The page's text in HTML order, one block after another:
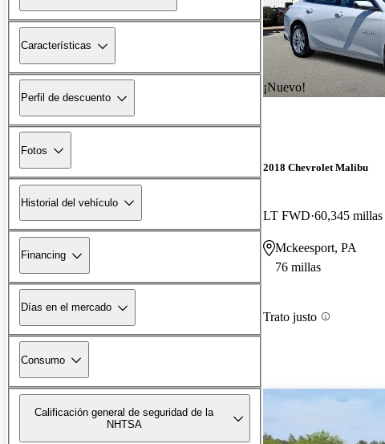
Características
Perfil de descuento
Fotos
Historial del vehículo
Financing
Días en el mercado
Consumo
Calificación general de seguridad de la
NHTSA
¡Nuevo!
2018 Chevrolet Malibu
LT FWD 60,345 millas
Mckeesport, PA
76 millas
Trato justo